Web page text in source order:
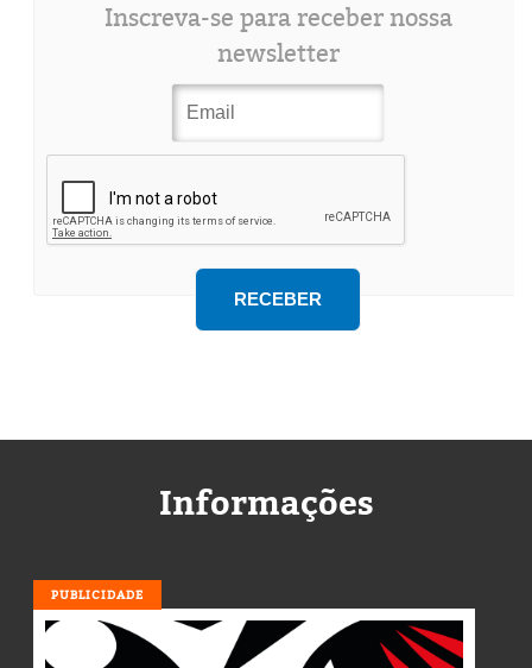
Inscreva-se para receber nossa
newsletter
Informações
PUBLICIDADE